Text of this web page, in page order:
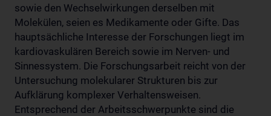
sowie den Wechselwirkungen derselben mit
Molekülen, seien es Medikamente oder Gifte. Das
hauptsächliche Interesse der Forschungen liegt im
kardiovaskulären Bereich sowie im Nerven- und
Sinnessystem. Die Forschungsarbeit reicht von der
Untersuchung molekularer Strukturen bis zur
Aufklärung komplexer Verhaltensweisen.
Entsprechend der Arbeitsschwerpunkte sind die